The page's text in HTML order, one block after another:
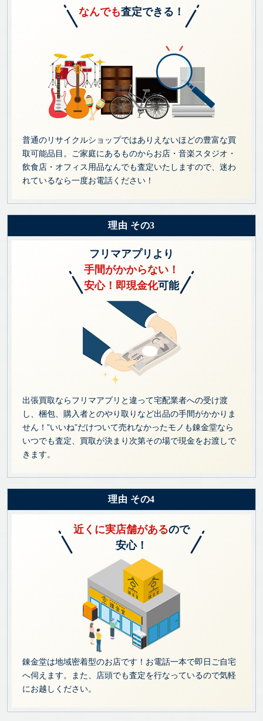
なんでも査定できる！
普通のリサイクルショップではありえないほどの豊富な買
取可能品目。ご家庭にあるものからお店・音楽スタジオ・
飲食店・オフィス用品なんでも査定いたしますので、迷わ
れているなら一度お電話ください！
理由 その3
フリマアプリより
手間がかからない！
安心！即現金化可能
出張買取ならフリマアプリと違って宅配業者への受け渡
し、梱包、購入者とのやり取りなど出品の手間がかかりま
せん！”いいね”だけついて売れなかったモノも錬金堂なら
いつでも査定、買取が決まり次第その場で現金をお渡しで
きます。
理由 その4
近くに実店舗があるので
安心！
錬金堂は地域密着型のお店です！お電話一本で即日ご自宅
へ伺えます。また、店頭でも査定を行なっているので気軽
にお越しください。